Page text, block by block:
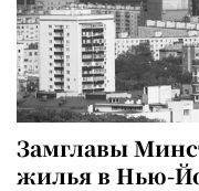
Замглавы
жилья в Нью-